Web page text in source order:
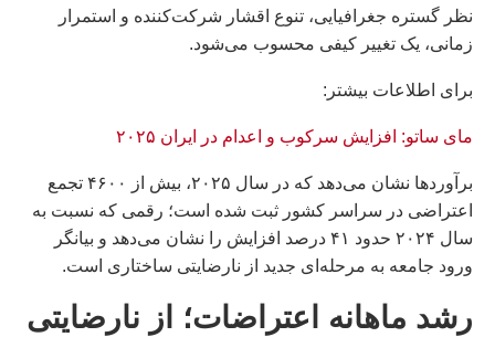
نظر گستره جغرافیایی، تنوع اقشار شرکت‌کننده و استمرار
زمانی، یک تغییر کیفی محسوب می‌شود.
براى اطلاعات بيشتر:
مای ساتو: افزایش سرکوب و اعدام در ایران ۲۰۲۵
برآوردها نشان می‌دهد که در سال ۲۰۲۵، بیش از ۴۶۰۰ تجمع
اعتراضی در سراسر کشور ثبت شده است؛ رقمی که نسبت به
سال ۲۰۲۴ حدود ۴۱ درصد افزایش را نشان می‌دهد و بیانگر
ورود جامعه به مرحله‌ای جدید از نارضایتی ساختاری است.
رشد ماهانه اعتراضات؛ از نارضایتی